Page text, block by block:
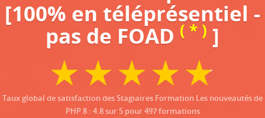
[100% en téléprésentiel -
pas de FOAD ( * ) ]
Taux global de satisfaction des Stagiaires Formation Les nouveautés de
PHP 8: 4.8sur 5pour497formations